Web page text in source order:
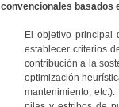
convencionales basados
El objetivo principal
establecer criterios
contribución a la
optimización
mantenimiento,